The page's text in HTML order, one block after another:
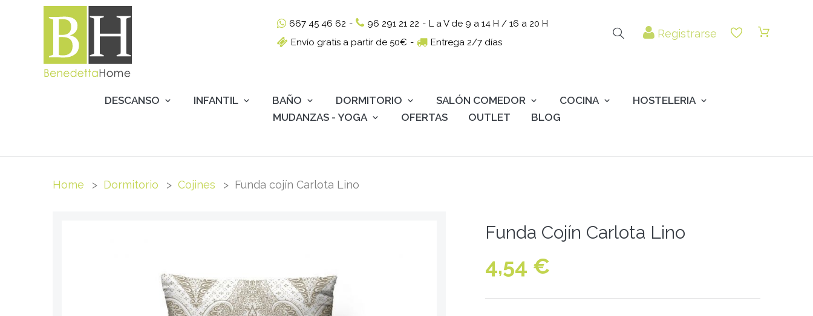
667 45 46 62 - 96 291 21 22 - L a V de 9 a 14 H / 16 a 20 H
Envío gratis a partir de 50€ - Entrega 2/7 días
Registrarse
DESCANSO INFANTIL BAÑO DORMITORIO SALÓN COMEDOR COCINA
HOSTELERIA
MUDANZAS - YOGA
OFERTAS OUTLET BLOG
Home Dormitorio Cojines Funda cojín Carlota Lino
Funda Cojín Carlota Lino
4,54 €